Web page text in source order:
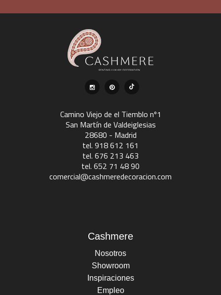
Camino Viejo de el Tiemblo nº1
San Martín de Valdeiglesias
28680 - Madrid
tel. 918 612 161
tel. 676 213 463
tel. 652 71 48 90
comercial@cashmeredecoracion.com
Cashmere
Nosotros
Showroom
Inspiraciones
Empleo